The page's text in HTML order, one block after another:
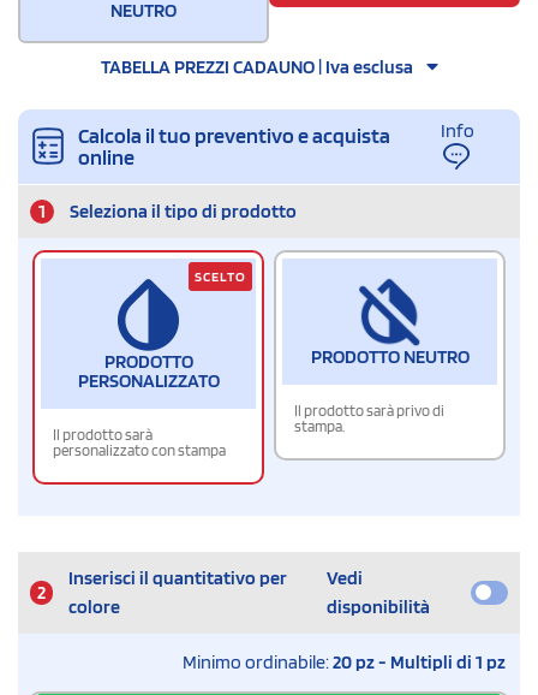
NEUTRO
TABELLA PREZZI CADAUNO | Iva esclusa
Calcola il tuo preventivo e acquista
online
Info
1 Seleziona il tipo di prodotto
PRODOTTO
PERSONALIZZATO
Il prodotto sarà
personalizzato con stampa
SCELTO
PRODOTTO NEUTRO
Il prodotto sarà privo di
stampa.
2
Inserisci il quantitativo per
colore
Vedi
disponibilità
Minimo ordinabile:20 pz - Multipli di 1 pz